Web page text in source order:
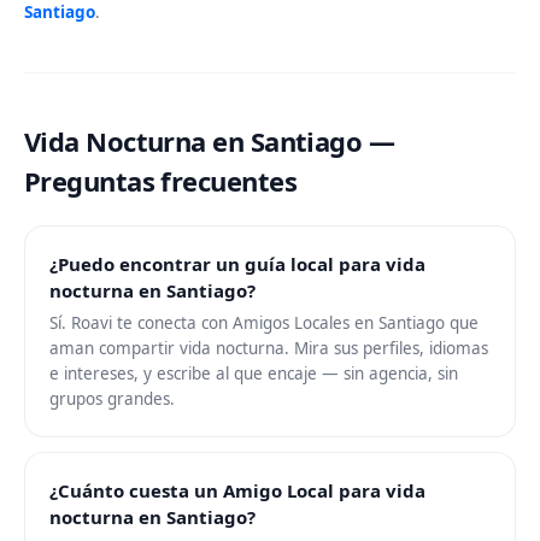
Santiago.
Vida Nocturna en Santiago —
Preguntas frecuentes
¿Puedo encontrar un guía local para vida
nocturna en Santiago?
Sí. Roavi te conecta con Amigos Locales en Santiago que
aman compartir vida nocturna. Mira sus perfiles, idiomas
e intereses, y escribe al que encaje — sin agencia, sin
grupos grandes.
¿Cuánto cuesta un Amigo Local para vida
nocturna en Santiago?